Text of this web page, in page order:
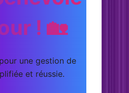
! 🏡
une gestion de
et réussie.